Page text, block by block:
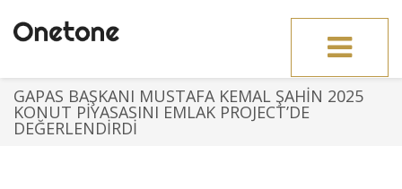
Toggle
navigation
GAPAS BAŞKANI MUSTAFA KEMAL ŞAHIN 2025
KONUT PIYASASINI EMLAK PROJECT’DE
DEĞERLENDIRDI